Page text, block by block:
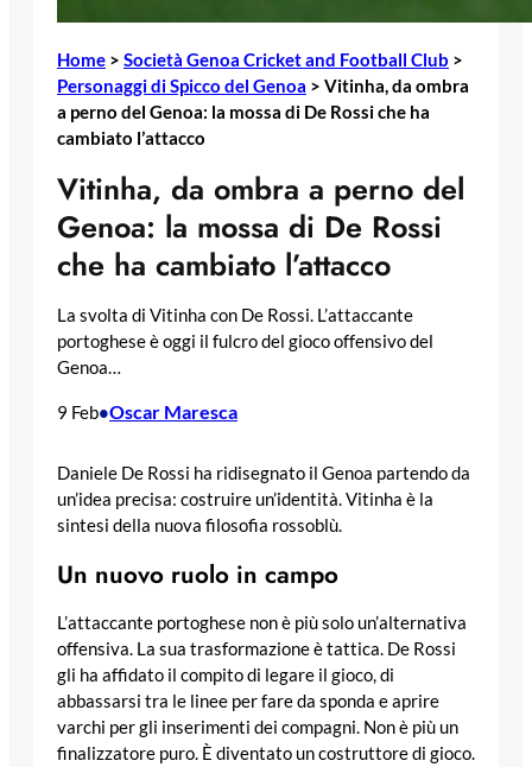
Home > Società Genoa Cricket and Football Club >
Personaggi di Spicco del Genoa > Vitinha, da ombra
a perno del Genoa: la mossa di De Rossi che ha
cambiato l’attacco
Vitinha, da ombra a perno del
Genoa: la mossa di De Rossi
che ha cambiato l’attacco
La svolta di Vitinha con De Rossi. L’attaccante
portoghese è oggi il fulcro del gioco offensivo del
Genoa…
9 Feb•Oscar Maresca
Daniele De Rossi ha ridisegnato il Genoa partendo da
un’idea precisa: costruire un’identità. Vitinha è la
sintesi della nuova filosofia rossoblù.
Un nuovo ruolo in campo
L’attaccante portoghese non è più solo un’alternativa
offensiva. La sua trasformazione è tattica. De Rossi
gli ha affidato il compito di legare il gioco, di
abbassarsi tra le linee per fare da sponda e aprire
varchi per gli inserimenti dei compagni. Non è più un
finalizzatore puro. È diventato un costruttore di gioco.